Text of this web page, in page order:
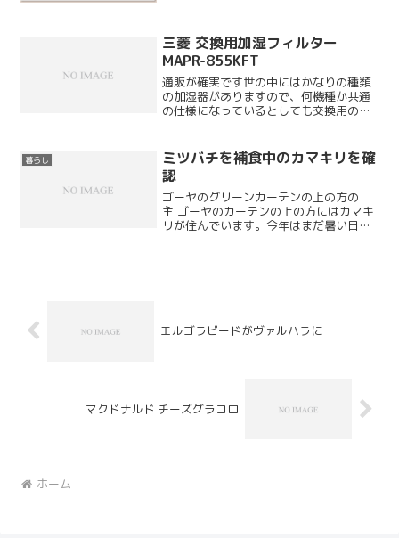
三菱 交換用加湿フィルター
MAPR-855KFT
通販が確実です世の中にはかなりの種類
の加湿器がありますので、何機種か共通
の仕様になっているとしても交換用のフ
かく、地味な機種の交換フィルターは店
頭で見かけることもほとん...
暮らし
ミツバチを補食中のカマキリを確
認
ゴーヤのグリーンカーテンの上の方の
主 ゴーヤのカーテンの上の方にはカマキ
リが住んでいます。今年はまだ暑い日が
エルゴラピードがヴァルハラに
マクドナルド チーズグラコロ
ホーム